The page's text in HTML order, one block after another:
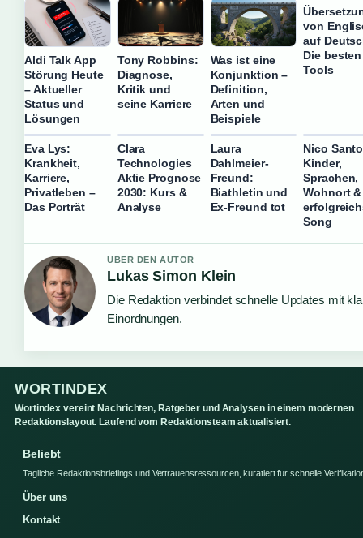
Aldi Talk App
Störung Heute
– Aktueller
Status und
Lösungen
Tony Robbins:
Diagnose,
Kritik und
seine Karriere
Was ist eine
Konjunktion –
Definition,
Arten und
Beispiele
von
auf
Die besten
Tools
Eva Lys:
Krankheit,
Karriere,
Privatleben –
Das Porträt
Clara
Technologies
Aktie Prognose
2030: Kurs &
Analyse
Laura
Dahlmeier-
Freund:
Biathletin und
Ex-Freund tot
Nico
Kinder,
Sprachen,
Wohnort &
Song
UBER DEN AUTOR
Lukas Simon Klein
Die Redaktion verbindet schnelle Updates mit
Einordnungen.
WORTINDEX
Wortindex vereint Nachrichten, Ratgeber und Analysen in einem modernen
Redaktionslayout. Laufend vom Redaktionsteam aktualisiert.
Beliebt
Tagliche Redaktionsbriefings und Vertrauensressourcen, kuratiert fur schnelle
Über uns
Kontakt